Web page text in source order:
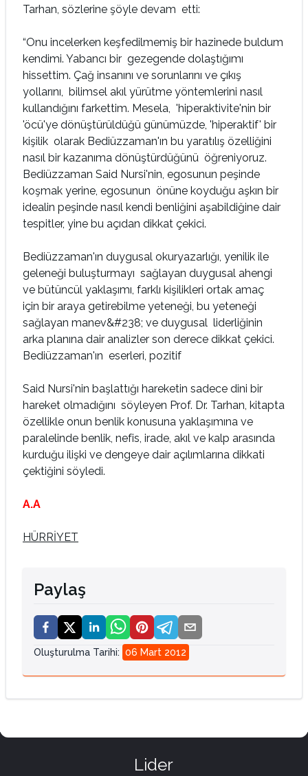
Tarhan, sözlerine şöyle devam etti:
“Onu incelerken keşfedilmemiş bir hazinede buldum
kendimi. Yabancı bir gezegende dolaştığımı
hissettim. Çağ insanını ve sorunlarını ve çıkış
yollarını, bilimsel akıl yürütme yöntemlerini nasıl
kullandığını farkettim. Mesela, 'hiperaktivite'nin bir
'öcü'ye dönüştürüldüğü günümüzde, 'hiperaktif' bir
kişilik olarak Bediüzzaman'ın bu yaratılış özelliğini
nasıl bir kazanıma dönüştürdüğünü öğreniyoruz.
Bediüzzaman Said Nursi'nin, egosunun peşinde
koşmak yerine, egosunun önüne koyduğu aşkın bir
idealin peşinde nasıl kendi benliğini aşabildiğine dair
tespitler, yine bu açıdan dikkat çekici.
Bediüzzaman'ın duygusal okuryazarlığı, yenilik ile
geleneği buluşturmayı sağlayan duygusal ahengi
ve bütüncül yaklaşımı, farklı kişilikleri ortak amaç
için bir araya getirebilme yeteneği, bu yeteneği
sağlayan manev&#238; ve duygusal liderliğinin
arka planına dair analizler son derece dikkat çekici.
Bediüzzaman'ın eserleri, pozitif
Said Nursi'nin başlattığı hareketin sadece dini bir
hareket olmadığını söyleyen Prof. Dr. Tarhan, kitapta
özellikle onun benlik konusuna yaklaşımına ve
paralelinde benlik, nefis, irade, akıl ve kalp arasında
kurduğu ilişki ve dengeye dair açılımlarına dikkati
çektiğini söyledi.
A.A
HÜRRİYET
Paylaş
Oluşturulma Tarihi: 06 Mart 2012
Lider